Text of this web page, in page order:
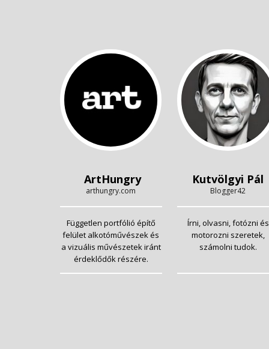
ArtHungry
arthungry.com
Független portfólió építő
felület alkotóművészek és
a vizuális művészetek iránt
érdeklődők részére.
Kutvölgyi Pál
Blogger42
Írni, olvasni, fotózni és
motorozni szeretek,
számolni tudok.